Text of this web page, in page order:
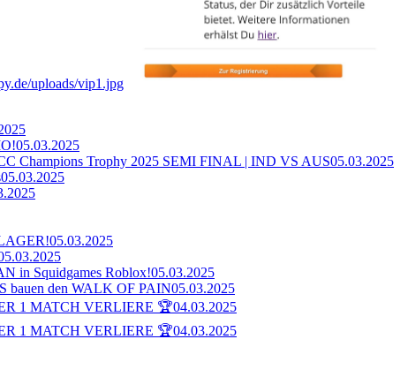
05.03.2025
Trophy 2025 SEMI FINAL | IND VS AUS05.03.2025
05.03.2025
05.03.2025
in Squidgames Roblox!05.03.2025
bauen den WALK OF PAIN05.03.2025
1 MATCH VERLIERE 🏆04.03.2025
1 MATCH VERLIERE 🏆04.03.2025